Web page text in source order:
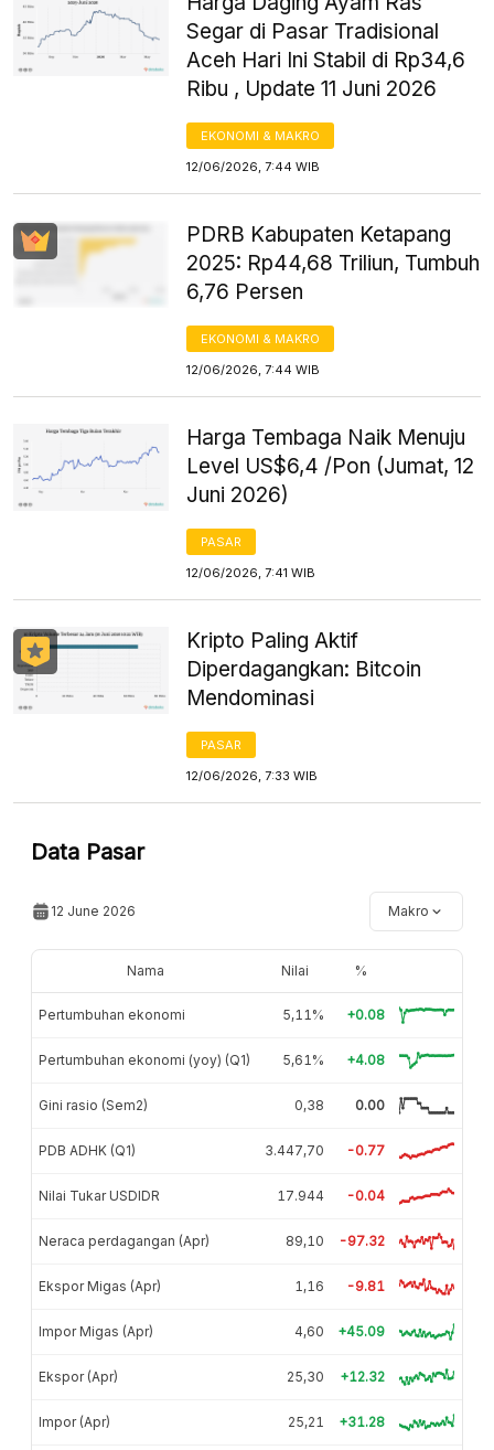
Segar di Pasar Tradisional
Aceh Hari Ini Stabil di Rp34,6
Ribu , Update 11 Juni 2026
EKONOMI & MAKRO
12/06/2026, 7:44 WIB
PDRB Kabupaten Ketapang
2025: Rp44,68 Triliun, Tumbuh
6,76 Persen
EKONOMI & MAKRO
12/06/2026, 7:44 WIB
Harga Tembaga Naik Menuju
Level US$6,4 /Pon (Jumat, 12
Juni 2026)
PASAR
12/06/2026, 7:41 WIB
Kripto Paling Aktif
Diperdagangkan: Bitcoin
Mendominasi
PASAR
12/06/2026, 7:33 WIB
Data Pasar
12 June 2026 Makro
Nama Nilai %
Pertumbuhan ekonomi 5,11% +0.08
Pertumbuhan ekonomi (yoy) (Q1) 5,61% +4.08
Gini rasio (Sem2) 0,38 0.00
PDB ADHK (Q1) 3.447,70 -0.77
Nilai Tukar USDIDR 17.944 -0.04
Neraca perdagangan (Apr) 89,10 -97.32
Ekspor Migas (Apr) 1,16 -9.81
Impor Migas (Apr) 4,60 +45.09
Ekspor (Apr) 25,30 +12.32
Impor (Apr) 25,21 +31.28